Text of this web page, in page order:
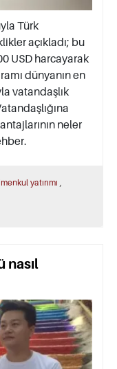
Türk
açıkladı; bu
USD harcayarak
dünyanın en
vatandaşlık
neler
yatırımı
nasıl